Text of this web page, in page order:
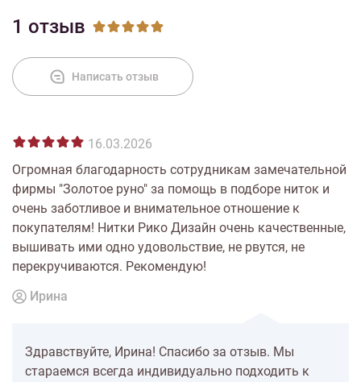
1 отзыв
Написать отзыв
16.03.2026
Огромная благодарность сотрудникам замечательной
фирмы "Золотое руно" за помощь в подборе ниток и
очень заботливое и внимательное отношение к
покупателям! Нитки Рико Дизайн очень качественные,
вышивать ими одно удовольствие, не рвутся, не
перекручиваются. Рекомендую!
Ирина
Здравствуйте, Ирина! Спасибо за отзыв. Мы
стараемся всегда индивидуально подходить к